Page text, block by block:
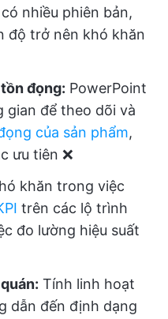
nhiều phiên bản,
độ trở nên khó khăn
đọng: PowerPoint
gian để theo dõi và
của sản phẩm,
ưu tiên ❌
khăn trong việc
trên các lộ trình
đo lường hiệu suất
Tính linh hoạt
dẫn đến định dạng